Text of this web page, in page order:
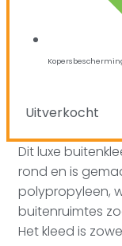
Uitverkocht
Dit luxe
rond en is
polypropyleen,
buitenruimtes
Het kleed is